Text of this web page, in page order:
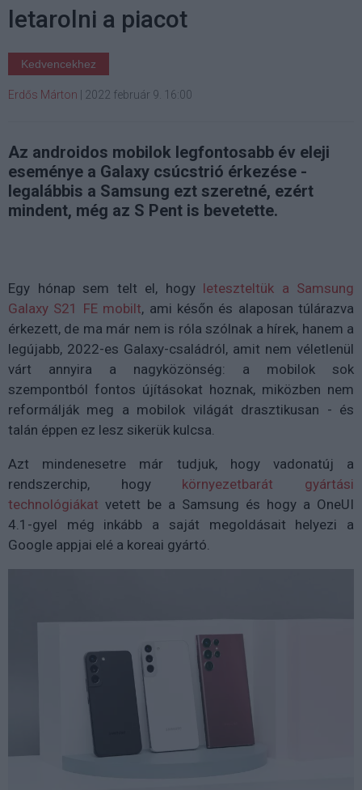
letarolni a piacot
Kedvencekhez
Erdős Márton 2022 február 9. 16:00
Az androidos mobilok legfontosabb év eleji
eseménye a Galaxy csúcstrió érkezése -
legalábbis a Samsung ezt szeretné, ezért
mindent, még az S Pent is bevetette.
Egy hónap sem telt el, hogy leteszteltük a Samsung
Galaxy S21 FE mobilt, ami későn és alaposan túlárazva
érkezett, de ma már nem is róla szólnak a hírek, hanem a
legújabb, 2022-es Galaxy-családról, amit nem véletlenül
várt annyira a nagyközönség: a mobilok sok
szempontból fontos újításokat hoznak, miközben nem
reformálják meg a mobilok világát drasztikusan - és
talán éppen ez lesz sikerük kulcsa.
Azt mindenesetre már tudjuk, hogy vadonatúj a
rendszerchip, hogy környezetbarát gyártási
technológiákat vetett be a Samsung és hogy a OneUI
4.1-gyel még inkább a saját megoldásait helyezi a
Google appjai elé a koreai gyártó.